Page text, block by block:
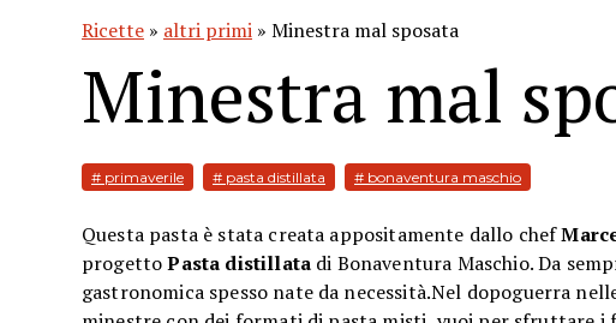
Ricette » altri primi » Minestra mal sposata
Minestra mal
# primaverile # pasta distillata # bonaventura maschio
Questa pasta è stata creata appositamente dallo chef
progettoPasta distillata di Bonaventura Maschio. Da
gastronomica spesso nate da necessità.Nel dopoguerra